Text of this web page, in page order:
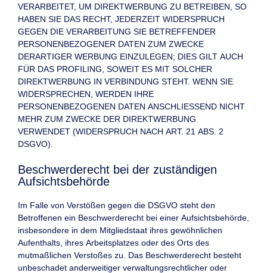
VERARBEITET, UM DIREKTWERBUNG ZU BETREIBEN, SO
HABEN SIE DAS RECHT, JEDERZEIT WIDERSPRUCH
GEGEN DIE VERARBEITUNG SIE BETREFFENDER
PERSONENBEZOGENER DATEN ZUM ZWECKE
DERARTIGER WERBUNG EINZULEGEN; DIES GILT AUCH
FÜR DAS PROFILING, SOWEIT ES MIT SOLCHER
DIREKTWERBUNG IN VERBINDUNG STEHT. WENN SIE
WIDERSPRECHEN, WERDEN IHRE
PERSONENBEZOGENEN DATEN ANSCHLIESSEND NICHT
MEHR ZUM ZWECKE DER DIREKTWERBUNG
VERWENDET (WIDERSPRUCH NACH ART. 21 ABS. 2
DSGVO).
Beschwerde­recht bei der zuständigen
Aufsichts­behörde
Im Falle von Verstößen gegen die DSGVO steht den
Betroffenen ein Beschwerderecht bei einer Aufsichtsbehörde,
insbesondere in dem Mitgliedstaat ihres gewöhnlichen
Aufenthalts, ihres Arbeitsplatzes oder des Orts des
mutmaßlichen Verstoßes zu. Das Beschwerderecht besteht
unbeschadet anderweitiger verwaltungsrechtlicher oder